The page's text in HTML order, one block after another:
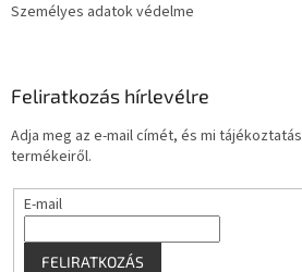
Személyes adatok védelme
Feliratkozás hírlevélre
Adja meg az e-mail címét, és mi
termékeiről.
E-mail
FELIRATKOZÁS